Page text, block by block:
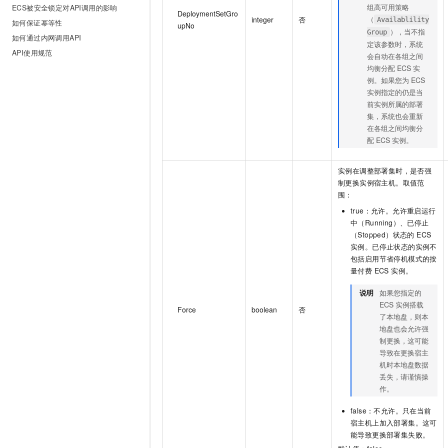
ECS被安全锁定对API调用的影响
如何保证幂等性
如何通过内网调用API
API使用规范
DeploymentSetGro
upNo
integer 否
组高可用策略
（ Availablility
Group ），当不指
定该参数时，系统
会自动在各组之间
均衡分配 ECS 实
例。如果您为 ECS
实例指定的仍是当
前实例所属的部署
集，系统也会重新
在各组之间均衡分
配 ECS 实例。
Force boolean 否
实例在调整部署集时，是否强
制更换实例宿主机。取值范
围：
true：允许。允许重启运行
中（Running）、已停止
（Stopped）状态的 ECS
实例。已停止状态的实例不
包括启用节省停机模式的按
量付费 ECS 实例。
说明 如果您指定的
ECS 实例搭载
了本地盘，则本
地盘也会允许强
制更换，这可能
导致在更换宿主
机时本地盘数据
丢失，请谨慎操
作。
false：不允许。只在当前
宿主机上加入部署集。这可
能导致更换部署集失败。